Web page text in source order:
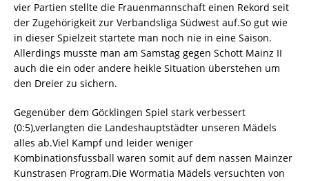
vier Partien stellte die Frauenmannschaft einen Rekord seit
der Zugehörigkeit zur Verbandsliga Südwest auf.So gut wie
in dieser Spielzeit startete man noch nie in eine Saison.
Allerdings musste man am Samstag gegen Schott Mainz II
auch die ein oder andere heikle Situation überstehen um
den Dreier zu sichern.
Gegenüber dem Göcklingen Spiel stark verbessert
(0:5),verlangten die Landeshauptstädter unseren Mädels
alles ab.Viel Kampf und leider weniger
Kombinationsfussball waren somit auf dem nassen Mainzer
Kunstrasen Program.Die Wormatia Mädels versuchten von